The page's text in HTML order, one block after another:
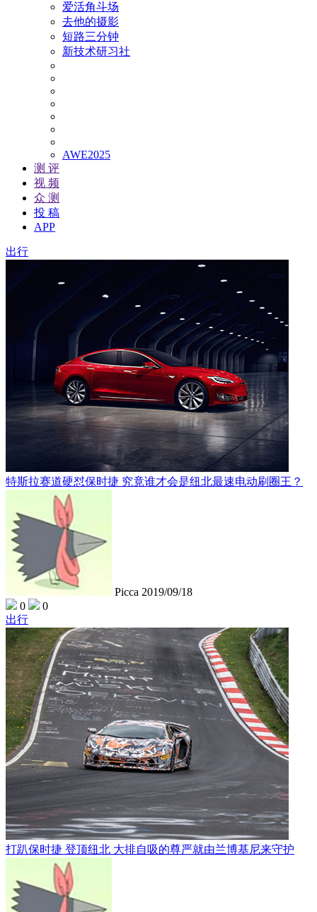
爱活角斗场
去他的摄影
短路三分钟
新技术研习社
AWE2025
测 评
视 频
众 测
投 稿
APP
出行
特斯拉赛道硬怼保时捷 究竟谁才会是纽北最速电动刷圈王？
Picca 2019/09/18
0
0
出行
打趴保时捷 登顶纽北 大排自吸的尊严就由兰博基尼来守护